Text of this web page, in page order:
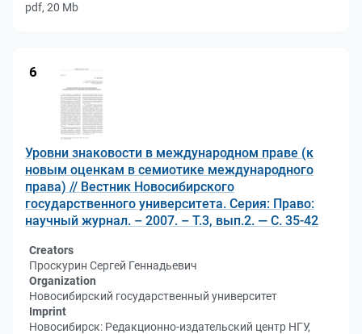
pdf, 20 Mb
6
Уровни знаковости в международном праве (к
новым оценкам в семиотике международного
права) // Вестник Новосибирского
государственного университета. Серия: Право:
научный журнал. – 2007. – Т.3, вып.2. — С. 35-42
Creators
Проскурин Сергей Геннадьевич
Organization
Новосибирский государственный университет
Imprint
Новосибирск: Редакционно-издательский центр НГУ,